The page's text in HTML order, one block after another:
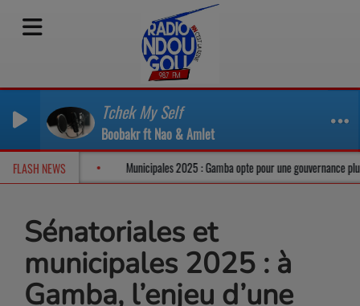
Tchek My Self
Boobakr ft Nao & Amlet
FLASH NEWS
un climat tendu Municipales 2025 : Gamba opte pour une
Sénatoriales et
municipales 2025 : à
Gamba, l’enjeu d’une